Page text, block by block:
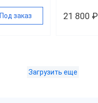
Под заказ 21 800 ₽
Загрузить еще